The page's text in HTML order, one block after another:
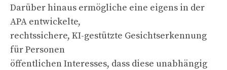
Darüber hinaus ermögliche eine eigens in der
APA entwickelte,
rechtssichere, KI-gestützte Gesichtserkennung
für Personen
öffentlichen Interesses, dass diese unabhängig